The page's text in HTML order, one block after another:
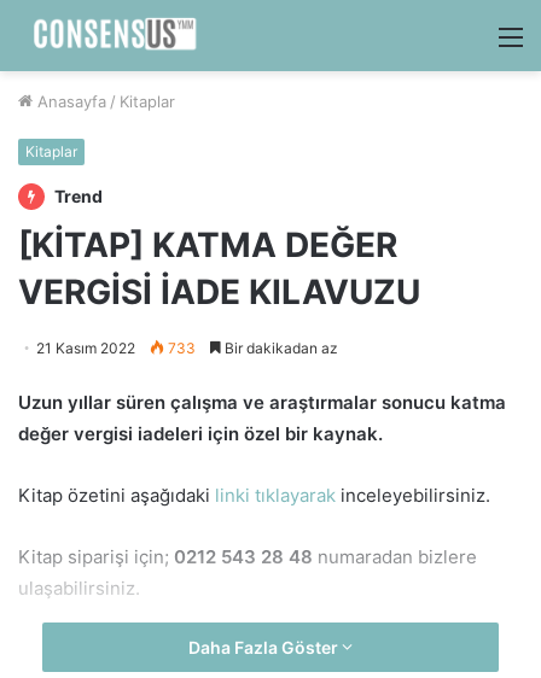
Anasayfa / Kitaplar
Kitaplar
Trend
[KİTAP] KATMA DEĞER
VERGİSİ İADE KILAVUZU
21 Kasım 2022 733 Bir dakikadan az
Uzun yıllar süren çalışma ve araştırmalar sonucu katma
değer vergisi iadeleri için özel bir kaynak.
Kitap özetini aşağıdaki linki tıklayarak inceleyebilirsiniz.
Kitap siparişi için; 0212 543 28 48 numaradan bizlere
ulaşabilirsiniz.
Daha Fazla Göster